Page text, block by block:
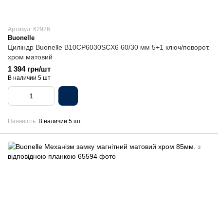
Артикул: 62926
Buonelle
Циліндр Buonellе B10CP6030SCX6 60/30 мм 5+1 ключ/поворот.
хром матовий
1 394 грн/шт
В наличии 5 шт
Наявність В наличии 5 шт